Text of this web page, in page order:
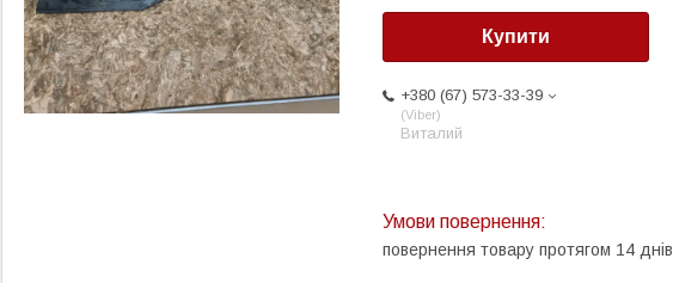
Купити
+380 (67) 573-33-39
Viber
Виталий
повернення товару протягом 14 днів